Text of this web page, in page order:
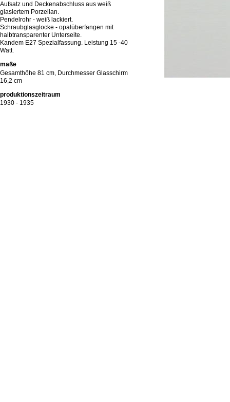
Aufsatz und Deckenabschluss aus weiß
glasiertem Porzellan.
Pendelrohr - weiß lackiert.
Schraubglasglocke - opalüberfangen mit
halbtransparenter Unterseite.
Kandem E27 Spezialfassung. Leistung 15 -40
Watt.
maße
Gesamthöhe 81 cm, Durchmesser Glasschirm
16,2 cm
produktionszeitraum
1930 - 1935